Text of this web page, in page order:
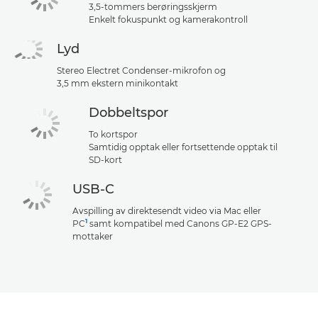
3,5-tommers berøringsskjerm
Enkelt fokuspunkt og kamerakontroll
Lyd
Stereo Electret Condenser-mikrofon og
3,5 mm ekstern minikontakt
Dobbeltspor
To kortspor
Samtidig opptak eller fortsettende opptak til
SD-kort
USB-C
Avspilling av direktesendt video via Mac eller
PC1 samt kompatibel med Canons GP-E2 GPS-
mottaker